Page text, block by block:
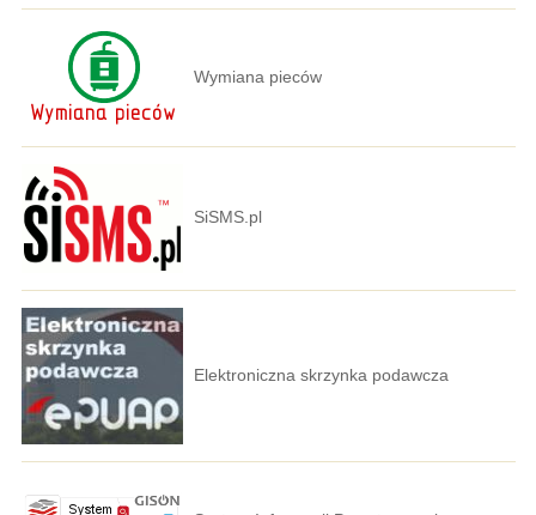
Wymiana pieców
SiSMS.pl
Elektroniczna skrzynka podawcza